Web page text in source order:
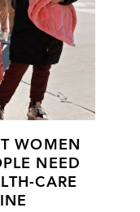
WOMEN
NEED
CARE